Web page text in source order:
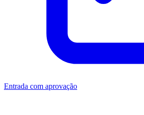
Entrada com aprovação